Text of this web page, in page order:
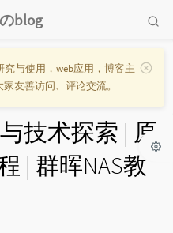
blog
与使用，web应用，博客主
友善访问、评论交流。
技术探索 | 原
| 群晖NAS教